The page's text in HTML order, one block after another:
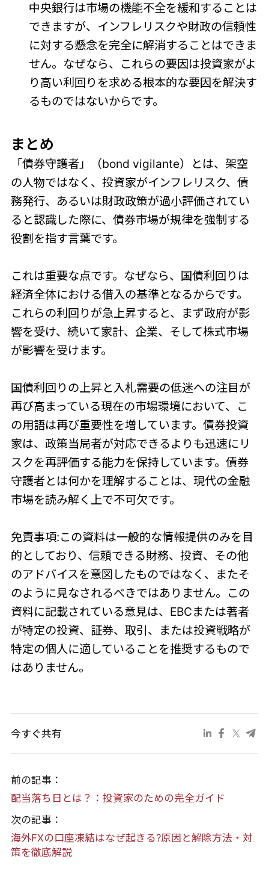
中央銀行は市場の機能不全を緩和することは
できますが、インフレリスクや財政の信頼性
に対する懸念を完全に解消することはできま
せん。なぜなら、これらの要因は投資家がよ
り高い利回りを求める根本的な要因を解決す
るものではないからです。
まとめ
「債券守護者」（bond vigilante）とは、架空
の人物ではなく、投資家がインフレリスク、債
務発行、あるいは財政政策が過小評価されてい
ると認識した際に、債券市場が規律を強制する
役割を指す言葉です。
これは重要な点です。なぜなら、国債利回りは
経済全体における借入の基準となるからです。
これらの利回りが急上昇すると、まず政府が影
響を受け、続いて家計、企業、そして株式市場
が影響を受けます。
国債利回りの上昇と入札需要の低迷への注目が
再び高まっている現在の市場環境において、こ
の用語は再び重要性を増しています。債券投資
家は、政策当局者が対応できるよりも迅速にリ
スクを再評価する能力を保持しています。債券
守護者とは何かを理解することは、現代の金融
市場を読み解く上で不可欠です。
免責事項:この資料は一般的な情報提供のみを目
的としており、信頼できる財務、投資、その他
のアドバイスを意図したものではなく、またそ
のように見なされるべきではありません。この
資料に記載されている意見は、EBCまたは著者
が特定の投資、証券、取引、または投資戦略が
特定の個人に適していることを推奨するもので
はありません。
今すぐ共有
前の記事：
配当落ち日とは？：投資家のための完全ガイド
次の記事：
海外FXの口座凍結はなぜ起きる?原因と解除方法・対
策を徹底解説